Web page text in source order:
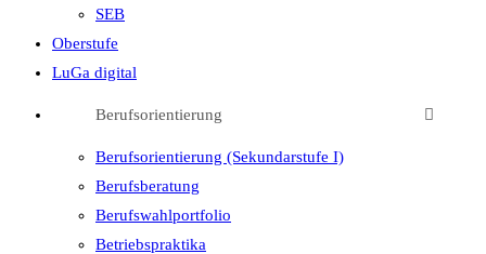
SEB
Oberstufe
LuGa digital
Berufsorientierung
Berufsorientierung (Sekundarstufe I)
Berufsberatung
Berufswahlportfolio
Betriebspraktika